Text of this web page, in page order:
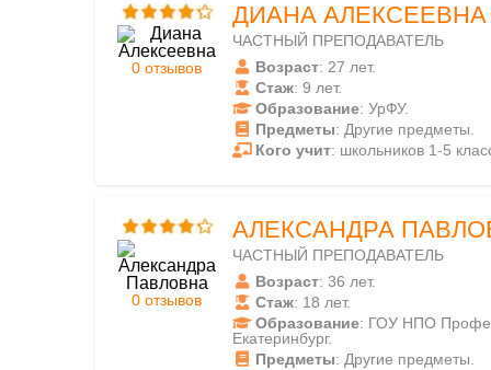
0 отзывов
ДИАНА АЛЕКСЕЕВНА
ЧАСТНЫЙ ПРЕПОДАВАТЕЛЬ
Возраст: 27 лет.
Стаж: 9 лет.
Образование: УрФУ.
Предметы: Другие предметы.
Кого учит: школьников 1-5
0 отзывов
АЛЕКСАНДРА
ЧАСТНЫЙ ПРЕПОДАВАТЕЛЬ
Возраст: 36 лет.
Стаж: 18 лет.
Образование: ГОУ НПО
Екатеринбург.
Предметы: Другие предметы.